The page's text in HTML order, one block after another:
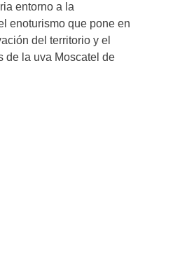
entorno a la
enoturismo que pone en
del territorio y el
de la uva Moscatel de